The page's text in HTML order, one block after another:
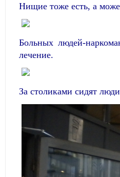
Нищие тоже есть, а
Больных людей-
лечение.
За столиками сидят